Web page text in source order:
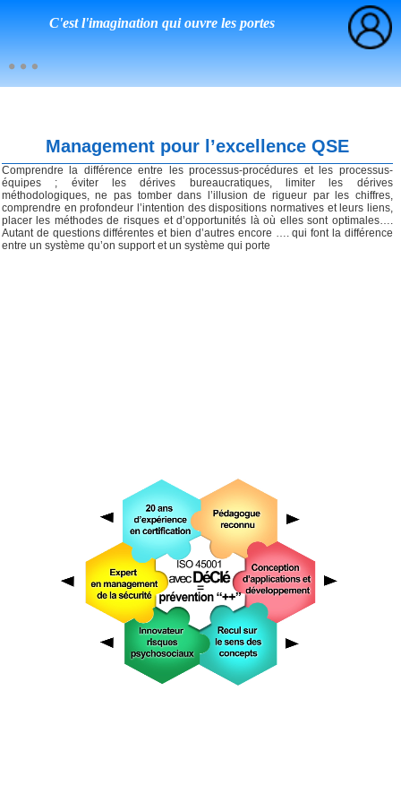
C'est l'imagination qui ouvre les portes
Management pour l’excellence QSE
Comprendre la différence entre les processus-procédures et les processus-
équipes ; éviter les dérives bureaucratiques, limiter les dérives
méthodologiques, ne pas tomber dans l’illusion de rigueur par les chiffres,
comprendre en profondeur l’intention des dispositions normatives et leurs liens,
placer les méthodes de risques et d’opportunités là où elles sont optimales….
Autant de questions différentes et bien d’autres encore …. qui font la différence
entre un système qu’on support et un système qui porte